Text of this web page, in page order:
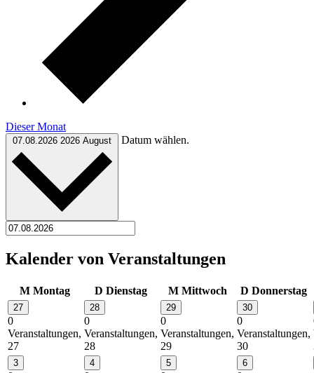
Dieser Monat
07.08.2026 2026 August Datum wählen.
Kalender von Veranstaltungen
M Montag D Dienstag M Mittwoch D Donnerstag
27
0
Veranstaltungen,
27
28
0
Veranstaltungen,
28
29
0
Veranstaltungen,
29
30
0
Veranstaltungen,
30
3 4 5 6